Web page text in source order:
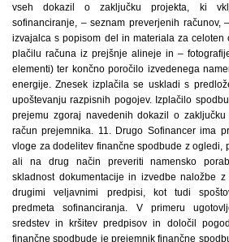
vseh dokazil o zaključku projekta, ki
sofinanciranje, – seznam preverjenih računov,
izvajalca s popisom del in materiala za celoten
plačilu računa iz prejšnje alineje in –
elementi) ter končno poročilo izvedenega
energije. Znesek izplačila se uskladi s
upoštevanju razpisnih pogojev. Izplačilo
prejemu zgoraj navedenih dokazil o
račun prejemnika. 11. Drugo Sofinancer ima
vloge za dodelitev finančne spodbude z ogledi,
ali na drug način preveriti namensko
skladnost dokumentacije in izvedbe naložbe
drugimi veljavnimi predpisi, kot tudi
predmeta sofinanciranja. V primeru
sredstev in kršitev predpisov in določil
finančne spodbude je prejemnik finančne